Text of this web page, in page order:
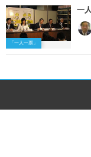
「一人一票」
一